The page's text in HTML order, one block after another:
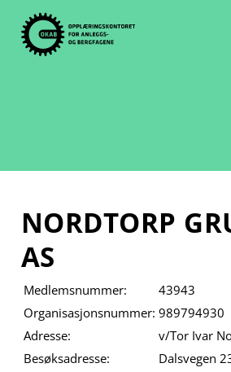
content
NORDTORP
AS
Medlemsnummer:
43943
Organisasjonsnummer: 989794930
Adresse:
v/Tor Ivar
Besøksadresse:
Dalsvegen